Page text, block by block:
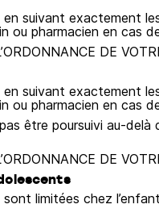
suivant exactement
ou pharmacien en cas
DE
suivant exactement
ou pharmacien en cas
être poursuivi au-delà
DE
limitées chez